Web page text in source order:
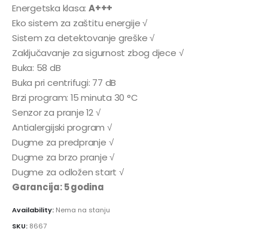
Energetska klasa: A+++
Eko sistem za zaštitu energije √
Sistem za detektovanje greške √
Zaključavanje za sigurnost zbog djece √
Buka: 58 dB
Buka pri centrifugi: 77 dB
Brzi program: 15 minuta 30 °C
Senzor za pranje 12 √
Antialergijski program √
Dugme za predpranje √
Dugme za brzo pranje √
Dugme za odložen start √
Garancija: 5 godina
Availability: Nema na stanju
SKU: 8667